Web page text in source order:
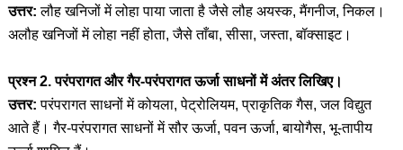
उत्तर: लौह खनिजों में लोहा पाया जाता है जैसे लौह अयस्क, मैंगनीज, निकल।
अलौह खनिजों में लोहा नहीं होता, जैसे ताँबा, सीसा, जस्ता, बॉक्साइट।
प्रश्न 2. परंपरागत और गैर-परंपरागत ऊर्जा साधनों में अंतर लिखिए।
उत्तर: परंपरागत साधनों में कोयला, पेट्रोलियम, प्राकृतिक गैस, जल विद्युत
आते हैं। गैर-परंपरागत साधनों में सौर ऊर्जा, पवन ऊर्जा, बायोगैस, भू-तापीय